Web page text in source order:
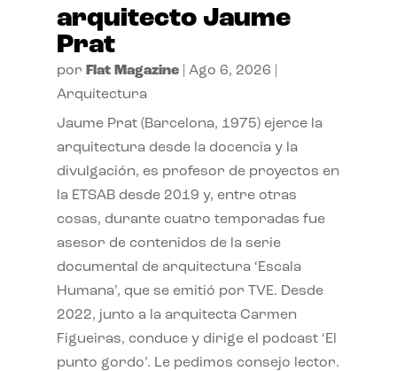
arquitecto Jaume
Prat
por Flat Magazine| Ago 6, 2026
Arquitectura
Jaume Prat (Barcelona, 1975) ejerce la
arquitectura desde la docencia y la
divulgación, es profesor de proyectos en
la ETSAB desde 2019 y, entre otras
cosas, durante cuatro temporadas fue
asesor de contenidos de la serie
documental de arquitectura ‘Escala
Humana’, que se emitió por TVE. Desde
2022, junto a la arquitecta Carmen
Figueiras, conduce y dirige el podcast ‘El
punto gordo’. Le pedimos consejo lector.